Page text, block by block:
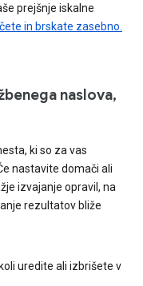
prejšnje iskalne
in brskate zasebno.
naslova,
ki so za vas
nastavite domači ali
izvajanje opravil, na
rezultatov bliže
uredite ali izbrišete v